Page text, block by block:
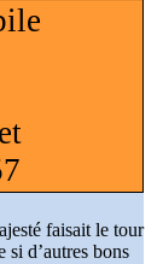
faisait le tour
si d’autres bons